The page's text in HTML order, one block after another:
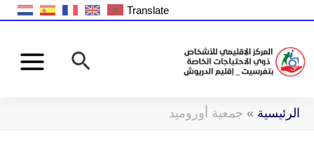
المحتوى
Translate
البحث
الرئيسية » جمعية أوروميد